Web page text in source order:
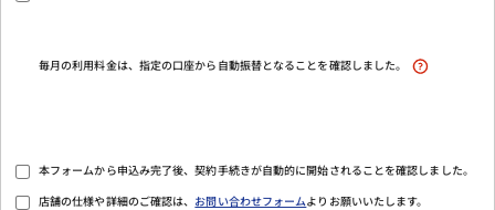
毎月の利用料金は、指定の口座から自動振替となることを確認しました。
本フォームから申込み完了後、契約手続きが自動的に開始されることを確認しました。
店舗の仕様や詳細のご確認は、 お問い合わせフォームよりお願いいたします。